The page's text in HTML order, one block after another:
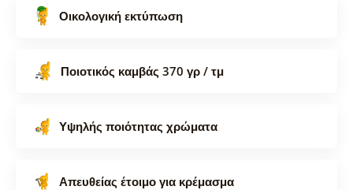
Οικολογική εκτύπωση
Ποιοτικός καμβάς 370 γρ / τμ
Υψηλής ποιότητας χρώματα
Απευθείας έτοιμο για κρέμασμα